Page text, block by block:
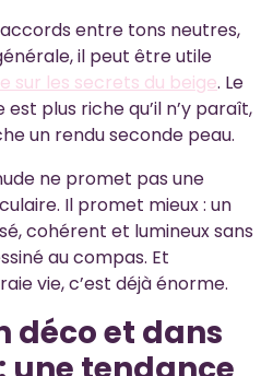
entre tons neutres,
il peut être utile
sur les secrets du beige. Le
plus riche qu’il n’y paraît,
un rendu seconde peau.
ne promet pas une
Il promet mieux : un
cohérent et lumineux sans
au compas. Et
vie, c’est déjà énorme.
déco et dans